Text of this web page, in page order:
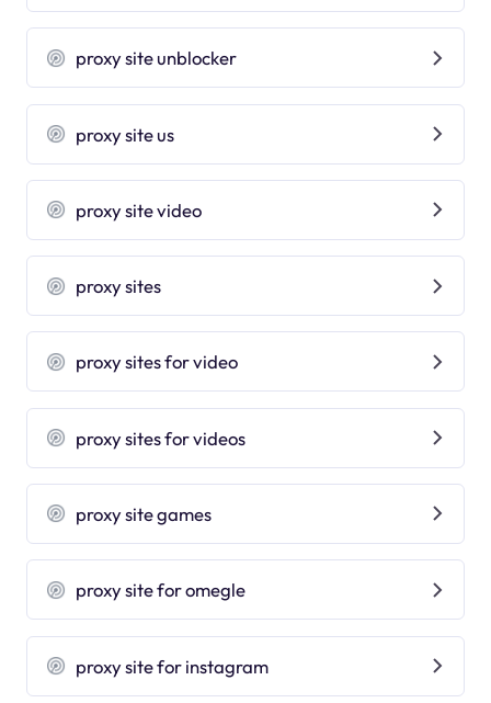
proxy site unblocker
proxy site us
proxy site video
proxy sites
proxy sites for video
proxy sites for videos
proxy site games
proxy site for omegle
proxy site for instagram